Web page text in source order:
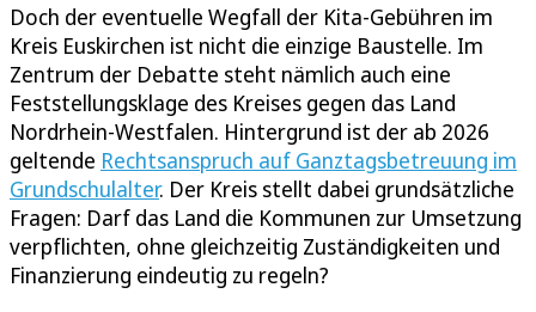
Doch der eventuelle Wegfall der Kita-Gebühren im
Kreis Euskirchen ist nicht die einzige Baustelle. Im
Zentrum der Debatte steht nämlich auch eine
Feststellungsklage des Kreises gegen das Land
Nordrhein-Westfalen. Hintergrund ist der ab 2026
geltende Rechtsanspruch auf Ganztagsbetreuung im
Grundschulalter. Der Kreis stellt dabei grundsätzliche
Fragen: Darf das Land die Kommunen zur Umsetzung
verpflichten, ohne gleichzeitig Zuständigkeiten und
Finanzierung eindeutig zu regeln?